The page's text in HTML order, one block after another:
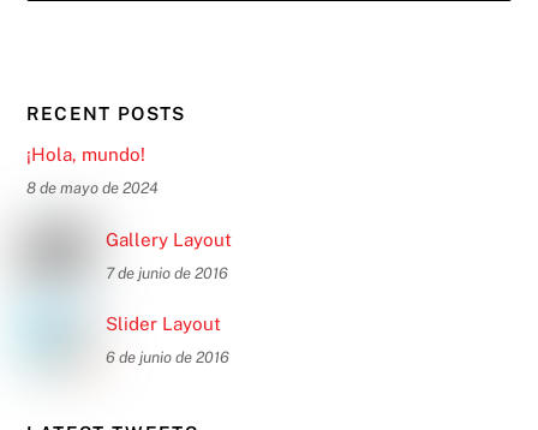
RECENT POSTS
¡Hola, mundo!
8 de mayo de 2024
Gallery Layout
7 de junio de 2016
Slider Layout
6 de junio de 2016